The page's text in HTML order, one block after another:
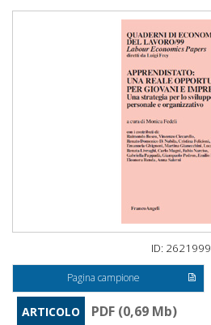
ID: 2621999
Pagina campione
ARTICOLO
PDF (0,69 Mb)